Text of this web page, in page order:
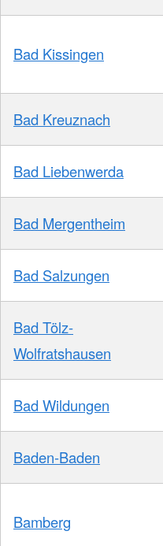
Bad Kissingen
Bad Kreuznach
Bad Liebenwerda
Bad Mergentheim
Bad Salzungen
Bad Tölz-
Wolfratshausen
Bad Wildungen
Baden-Baden
Bamberg